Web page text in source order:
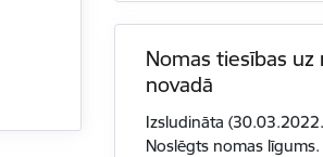
Nomas tiesības
novadā
Izsludināta
Noslēgts nomas līgums.